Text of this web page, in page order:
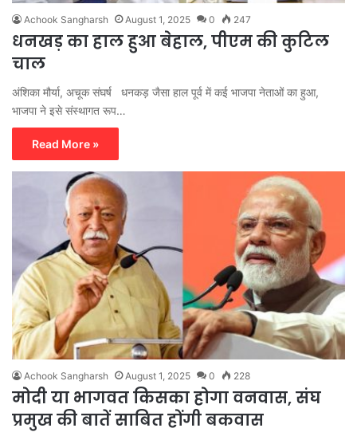
Achook Sangharsh August 1, 2025 0 247
धनखड़ का हाल हुआ बेहाल, पीएम की कुटिल
चाल
अंशिका मौर्या, अचूक संघर्ष धनकड़ जैसा हाल पूर्व में कई भाजपा नेताओं का हुआ,
भाजपा ने इसे संस्थागत रूप…
Read More »
Achook Sangharsh August 1, 2025 0 228
मोदी या भागवत किसका होगा वनवास, संघ
प्रमुख की बातें साबित होंगी बकवास